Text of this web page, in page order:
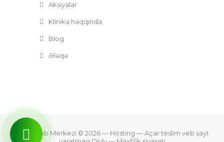
Aksiyalar
Klinika haqqında
Blog
Əlaqə
Zefer Tibb Merkezi © 2026— Hosting —Açar teslim veb sayt